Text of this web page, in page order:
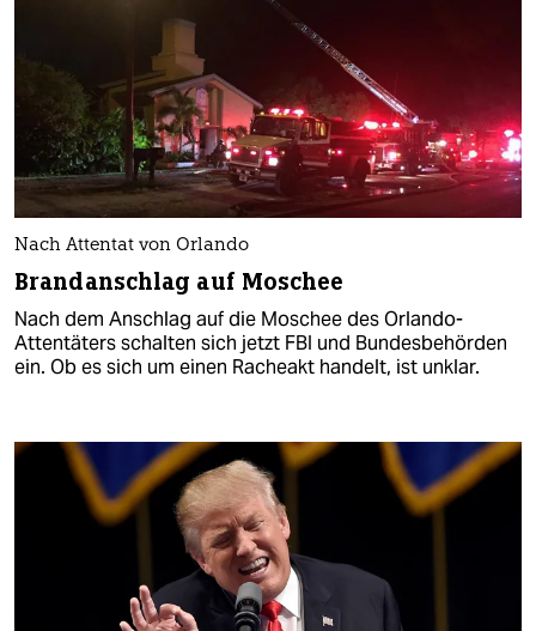
Nach Attentat von Orlando
Brandanschlag auf Moschee
Nach dem Anschlag auf die Moschee des Orlando-
Attentäters schalten sich jetzt FBI und Bundesbehörden
ein. Ob es sich um einen Racheakt handelt, ist unklar.